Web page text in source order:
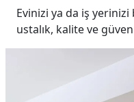
Evinizi ya da iş
ustalık, kalite ve